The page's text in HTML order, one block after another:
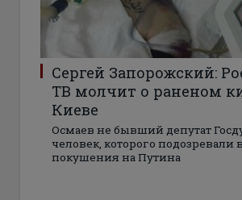
Сергей Запорожский:
ТВ молчит о раненом
Киеве
Осмаев не бывший депутат
человек, которого подозревали
покушения на Путина